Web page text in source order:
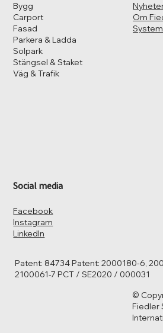
Bygg
Carport
Fasad
Parkera & Ladda
Solpark
Stängsel & Staket
Väg & Trafik
Om
System
Social media
Facebook
Instagram
LinkedIn
Patent: 84734 Patent: 2000180-6,
2100061-7 PCT / SE2020 / 000031
©
Fiedler